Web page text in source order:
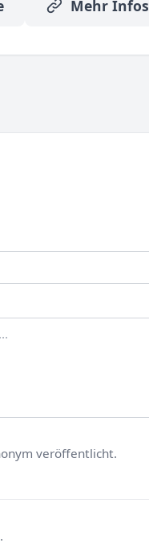
Mehr Infos
veröffentlicht.